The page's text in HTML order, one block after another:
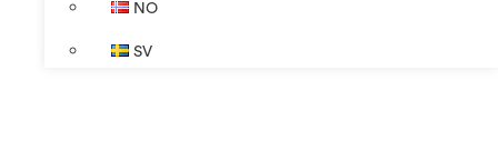
NO
SV